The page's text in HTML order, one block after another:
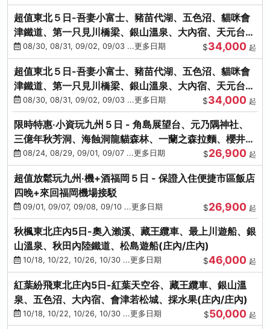
超值東北５日-吾妻小富士、豬苗代湖、五色沼、貓咪會
津鐵道、第一只見川橋梁、銀山溫泉、大內宿、天元台高
原纜車
08/30, 08/31, 09/02, 09/03 ...更多日期 $34,000 起
超值東北５日-吾妻小富士、豬苗代湖、五色沼、貓咪會
津鐵道、第一只見川橋梁、銀山溫泉、大內宿、天元台高
原纜車
08/30, 08/31, 09/02, 09/03 ...更多日期 $34,000 起
限時特惠‧小資玩九州５日 - 角島展望台、元乃隅神社、
三億年秋芳洞、海蝕洞龍貓森林、一蘭之森拉麵、櫻井二
見浦08/24, 08/29, 09/01, 09/07 ...更多日期 $26,900 起
超值放鬆玩九州‧機+酒福岡５日 - 保證入住便捷市區飯店
四晚+來回福岡機場接駁
09/01, 09/07, 09/08, 09/10 ...更多日期 $26,900 起
秋楓東北庄內5日-奧入瀨溪、藏王纜車、最上川遊船、銀
山溫泉、秋田內陸鐵道、松島遊船(庄內/庄內)
10/18, 10/22, 10/26, 10/30 ...更多日期 $46,000 起
紅葉紛飛東北庄內5日-紅葉天空谷、藏王纜車、銀山溫
泉、五色沼、大內宿、會津若松城、採水果(庄內/庄內)
10/18, 10/22, 10/26, 10/30 ...更多日期 $50,000 起